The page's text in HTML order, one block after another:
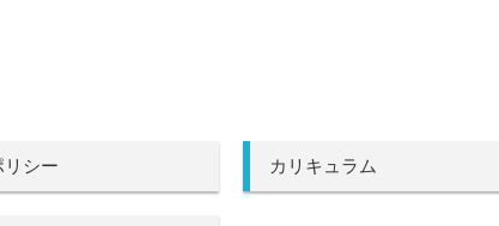
リシー カリキュラム